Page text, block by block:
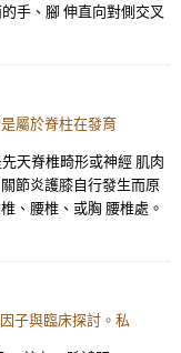
的手、腳 伸直向對側交叉
屬於脊柱在發育
天脊椎畸形或神經 肌肉
節炎護膝自行發生而原
、腰椎、或胸 腰椎處。
子與臨床探討。私